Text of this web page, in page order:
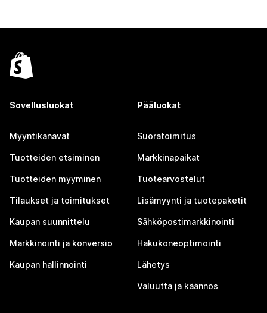
Sovellusluokat
Myyntikanavat
Tuotteiden etsiminen
Tuotteiden myyminen
Tilaukset ja toimitukset
Kaupan suunnittelu
Markkinointi ja konversio
Kaupan hallinnointi
Pääluokat
Suoratoimitus
Markkinapaikat
Tuotearvostelut
Lisämyynti ja tuotepaketit
Sähköpostimarkkinointi
Hakukoneoptimointi
Lähetys
Valuutta ja käännös